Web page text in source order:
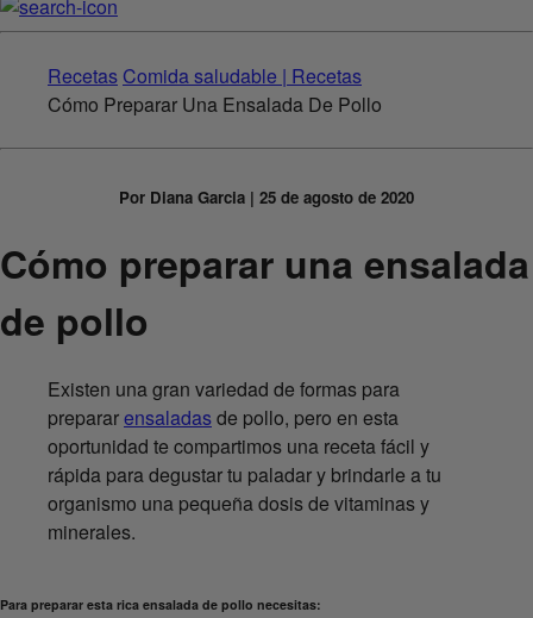
Recetas Comida saludable | Recetas
Cómo Preparar Una Ensalada De Pollo
Por Diana Garcia | 25 de agosto de 2020
Cómo preparar una ensalada
de pollo
Existen una gran variedad de formas para
prepararensaladasde pollo, pero en esta
oportunidad te compartimos una receta fácil y
rápida para degustar tu paladar y brindarle a tu
organismo una pequeña dosis de vitaminas y
minerales.
Para preparar esta rica ensalada de pollo necesitas: